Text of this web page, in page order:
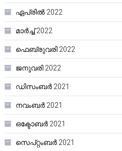
ഏപ്രിൽ 2022
മാർച്ച്‌ 2022
ഫെബ്രുവരി 2022
ജനുവരി 2022
ഡിസംബർ 2021
നവംബർ 2021
ഒക്ടോബർ 2021
സെപ്റ്റംബർ 2021